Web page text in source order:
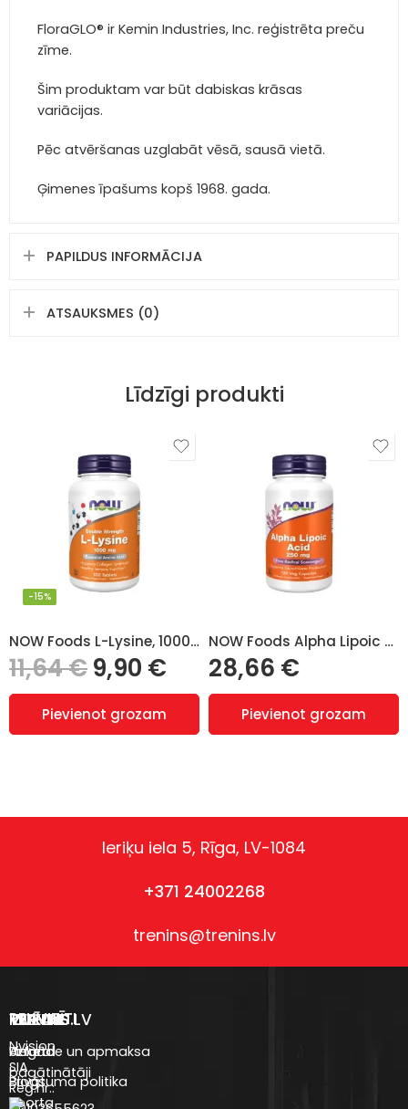
FloraGLO® ir Kemin Industries, Inc. reģistrēta preču
zīme.
Šim produktam var būt dabiskas krāsas
variācijas.
Pēc atvēršanas uzglabāt vēsā, sausā vietā.
Ģimenes īpašums kopš 1968. gada.
PAPILDUS INFORMĀCIJA
ATSAUKSMES (0)
Līdzīgi produkti
NOW Foods L-Lysine, 1000mg – 100 tabletes
-15%
11,64€9,90 €
Pievienot grozam
NOW Foods Alpha Lipoic Acid 250mg 120 augu kapsulas
28,66 €
Pievienot grozam
Ieriķu iela 5, Rīga, LV-1084
+371 24002268
trenins@trenins.lv
REKVIZĪTI
Nvision
SIA
Reģ.nr.:
VEIKALS
Uztura
bagātinātāji
Sporta
TRENINS.LV
Anketa
Blogs
IZVĒLNE
Piegāde un apmaksa
Privātuma politika